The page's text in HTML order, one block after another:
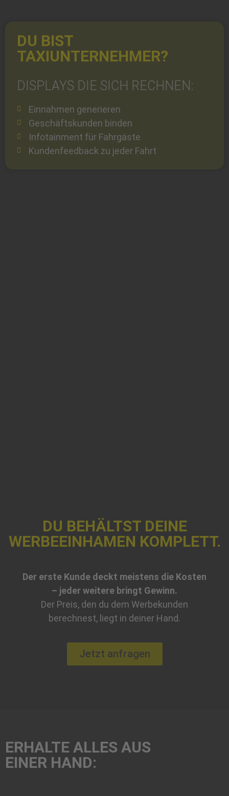
DU BIST
TAXIUNTERNEHMER?
DISPLAYS DIE SICH RECHNEN:
Einnahmen generieren
Geschäftskunden binden
Infotainment für Fahrgäste
Kundenfeedback zu jeder Fahrt
DU BEHÄLTST DEINE
WERBEEINHAMEN KOMPLETT.
Der erste Kunde deckt meistens die Kosten
– jeder weitere bringt Gewinn.
Der Preis, den du dem Werbekunden
berechnest, liegt in deiner Hand.
Jetzt anfragen
ERHALTE ALLES AUS
EINER HAND: